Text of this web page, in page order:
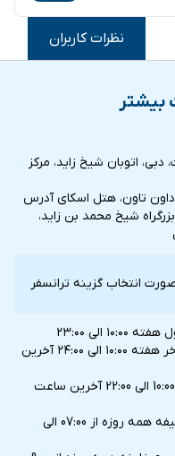
نظرات کاربران
بیشتر
دبی، اتوبان شیخ زاید، مرکز
داون تاون، هتل اسکای آدرس
شیخ محمد بن زاید،
انتخاب گزينه ترانسفر
آکواریوم دبی مال در طول هفته ۱۰:۰۰ الی ۲۳:۰۰
آخرین پذیرش ۲۲:۱۵ و آخر هفته ۱۰:۰۰ الی ۲۴:۰۰ آخرین
اسكای ويو همه روزه از 10:00 الی 22:00 آخرین ساعت
طبقات ۱۲۴ و ۱۲۵ برج خليفه همه روزه از 07:00 الی